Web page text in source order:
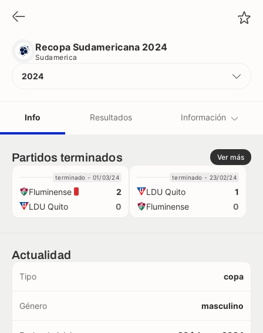
Recopa Sudamericana 2024
Sudamerica
2024
Info Resultados Información
Partidos terminados Ver más
terminado - 01/03/24
Fluminense
2
LDU Quito
0
terminado - 23/02/24
LDU Quito
1
Fluminense
0
Actualidad
Tipo copa
Género masculino